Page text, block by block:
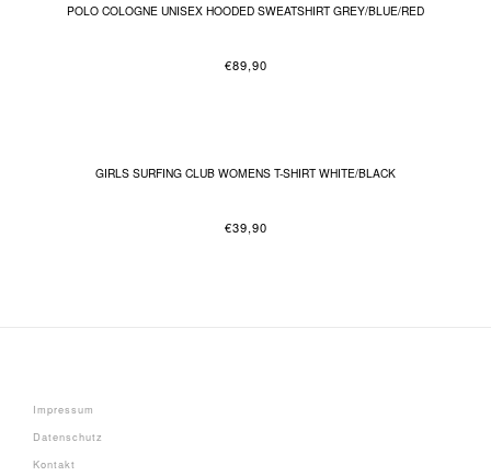
POLO COLOGNE UNISEX HOODED SWEATSHIRT GREY/BLUE/RED
€89,90
GIRLS SURFING CLUB WOMENS T-SHIRT WHITE/BLACK
€39,90
Impressum
Datenschutz
Kontakt